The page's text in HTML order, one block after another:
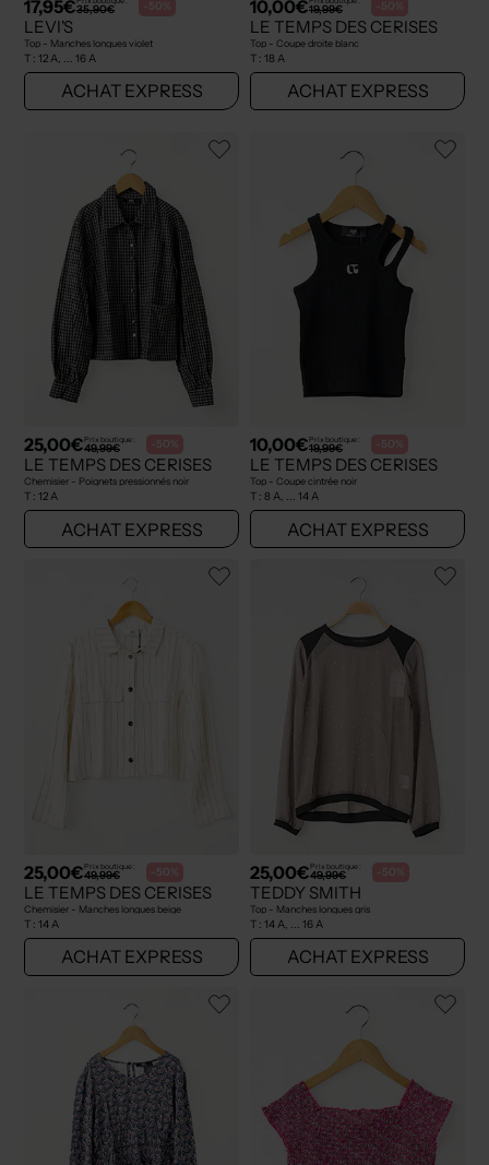
17,95€35,90€ -50%
LEVI'S
Top - Manches longues violet
T : 12 A, ... 16 A
ACHAT EXPRESS
10,00€19,99€ -50%
LE TEMPS DES CERISES
Top - Coupe droite blanc
T : 18 A
ACHAT EXPRESS
25,00€Prix boutique :
49,99€ -50%
LE TEMPS DES CERISES
Chemisier - Poignets pressionnés noir
T : 12 A
ACHAT EXPRESS
10,00€Prix boutique :
19,99€ -50%
LE TEMPS DES CERISES
Top - Coupe cintrée noir
T : 8 A, ... 14 A
ACHAT EXPRESS
25,00€Prix boutique :
49,99€ -50%
LE TEMPS DES CERISES
Chemisier - Manches longues beige
T : 14 A
ACHAT EXPRESS
25,00€Prix boutique :
49,99€ -50%
TEDDY SMITH
Top - Manches longues gris
T : 14 A, ... 16 A
ACHAT EXPRESS